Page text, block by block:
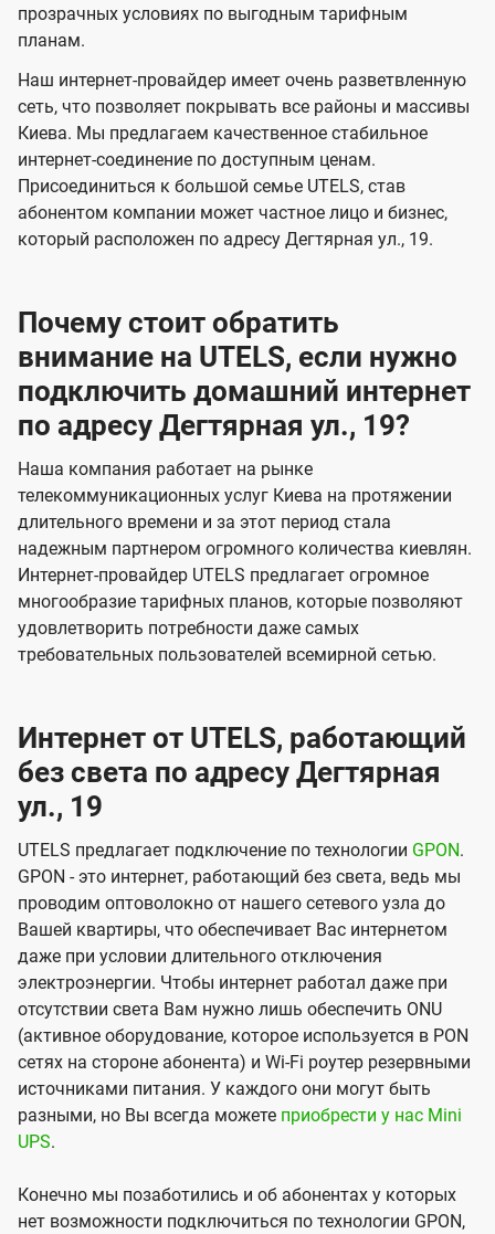
е
н
и
я
е
и
я
прозрачных условиях по выгодным тарифным
планам.
Наш интернет-провайдер имеет очень разветвленную
сеть, что позволяет покрывать все районы и массивы
Киева. Мы предлагаем качественное стабильное
интернет-соединение по доступным ценам.
Присоединиться к большой семье UTELS, став
абонентом компании может частное лицо и бизнес,
который расположен по адресу Дегтярная ул., 19.
Почему стоит обратить
внимание на UTELS, если нужно
подключить домашний интернет
по адресу Дегтярная ул., 19?
Наша компания работает на рынке
телекоммуникационных услуг Киева на протяжении
длительного времени и за этот период стала
надежным партнером огромного количества киевлян.
Интернет-провайдер UTELS предлагает огромное
многообразие тарифных планов, которые позволяют
удовлетворить потребности даже самых
требовательных пользователей всемирной сетью.
Интернет от UTELS, работающий
без света по адресу Дегтярная
ул., 19
UTELS предлагает подключение по технологии GPON.
GPON - это интернет, работающий без света, ведь мы
проводим оптоволокно от нашего сетевого узла до
Вашей квартиры, что обеспечивает Вас интернетом
даже при условии длительного отключения
электроэнергии. Чтобы интернет работал даже при
отсутствии света Вам нужно лишь обеспечить ONU
(активное оборудование, которое используется в PON
сетях на стороне абонента) и Wi-Fi роутер резервными
источниками питания. У каждого они могут быть
разными, но Вы всегда можете приобрести у нас Mini
UPS.
Конечно мы позаботились и об абонентах у которых
нет возможности подключиться по технологии GPON,